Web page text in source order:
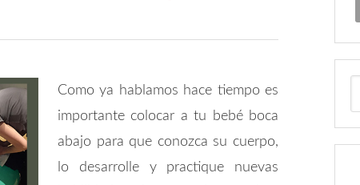
Como ya hablamos hace tiempo es
importante colocar a tu bebé boca
abajo para que conozca su cuerpo,
lo desarrolle y practique nuevas